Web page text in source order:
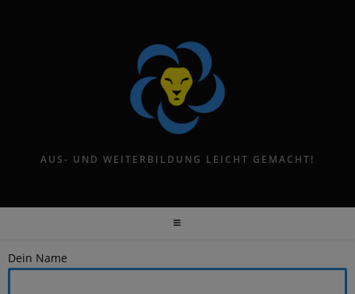
AUS- UND WEITERBILDUNG LEICHT GEMACHT!
Dein Name